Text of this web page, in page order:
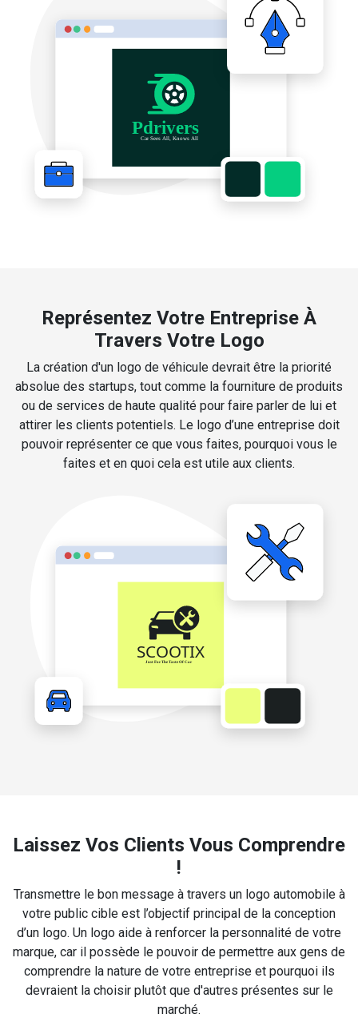
Représentez Votre Entreprise À
Travers Votre Logo
La création d'un logo de véhicule devrait être la priorité
absolue des startups, tout comme la fourniture de produits
ou de services de haute qualité pour faire parler de lui et
attirer les clients potentiels. Le logo d’une entreprise doit
pouvoir représenter ce que vous faites, pourquoi vous le
faites et en quoi cela est utile aux clients.
Laissez Vos Clients Vous Comprendre
!
Transmettre le bon message à travers un logo automobile à
votre public cible est l’objectif principal de la conception
d’un logo. Un logo aide à renforcer la personnalité de votre
marque, car il possède le pouvoir de permettre aux gens de
comprendre la nature de votre entreprise et pourquoi ils
devraient la choisir plutôt que d'autres présentes sur le
marché.